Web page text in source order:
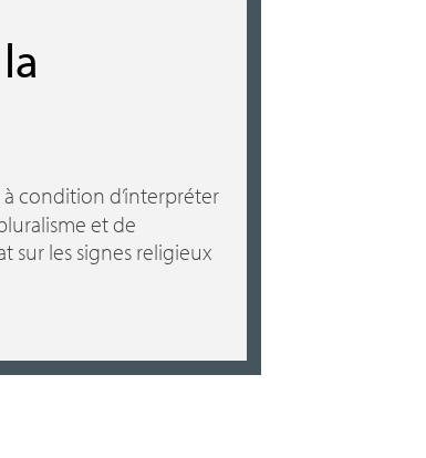
à condition d’interpréter
et de
sur les signes religieux